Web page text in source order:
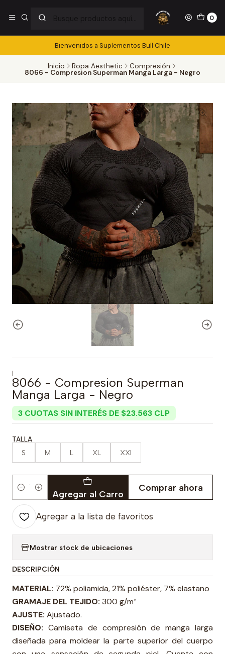
0
Bienvenidos a Suplementos Bull Chile
Inicio Ropa Aesthetic Compresión
8066 - Compresion Superman Manga Larga - Negro
|
8066 - Compresion Superman
Manga Larga - Negro
3 CUOTAS SIN INTERÉS DE $23.563 CLP
TALLA
S M L XL XXl
Cantidad Agregar al Carro
Comprar ahora
Agregar a la lista de favoritos
Mostrar stock de ubicaciones
DESCRIPCIÓN
MATERIAL: 72% poliamida, 21% poliéster, 7% elastano
GRAMAJE DEL TEJIDO: 300 g/m²
AJUSTE: Ajustado.
DISEÑO: Camiseta de compresión de manga larga
diseñada para moldear la parte superior del cuerpo